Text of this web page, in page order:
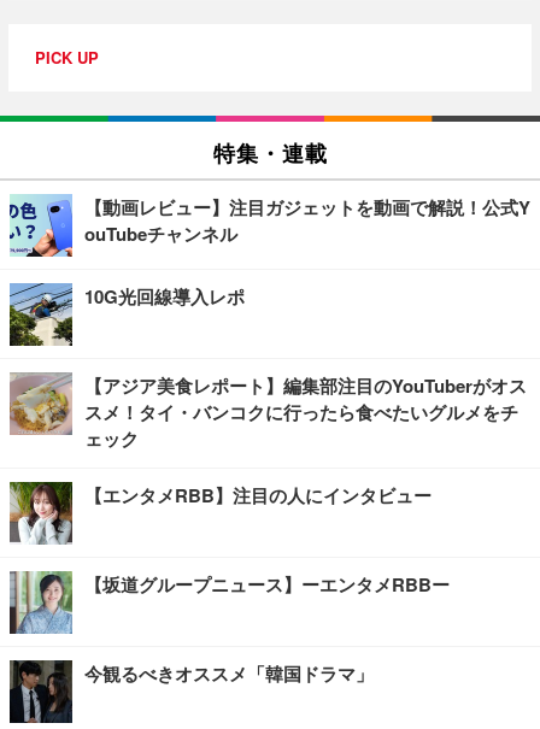
PICK UP
特集・連載
【動画レビュー】注目ガジェットを動画で解説！公式Y
ouTubeチャンネル
10G光回線導入レポ
【アジア美食レポート】編集部注目のYouTuberがオス
スメ！タイ・バンコクに行ったら食べたいグルメをチ
ェック
【エンタメRBB】注目の人にインタビュー
【坂道グループニュース】ーエンタメRBBー
今観るべきオススメ「韓国ドラマ」